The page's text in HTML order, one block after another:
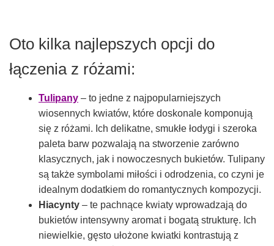
Oto kilka najlepszych opcji do
łączenia z różami:
Tulipany – to jedne z najpopularniejszych
wiosennych kwiatów, które doskonale komponują
się z różami. Ich delikatne, smukłe łodygi i szeroka
paleta barw pozwalają na stworzenie zarówno
klasycznych, jak i nowoczesnych bukietów. Tulipany
są także symbolami miłości i odrodzenia, co czyni je
idealnym dodatkiem do romantycznych kompozycji.
Hiacynty – te pachnące kwiaty wprowadzają do
bukietów intensywny aromat i bogatą strukturę. Ich
niewielkie, gęsto ułożone kwiatki kontrastują z